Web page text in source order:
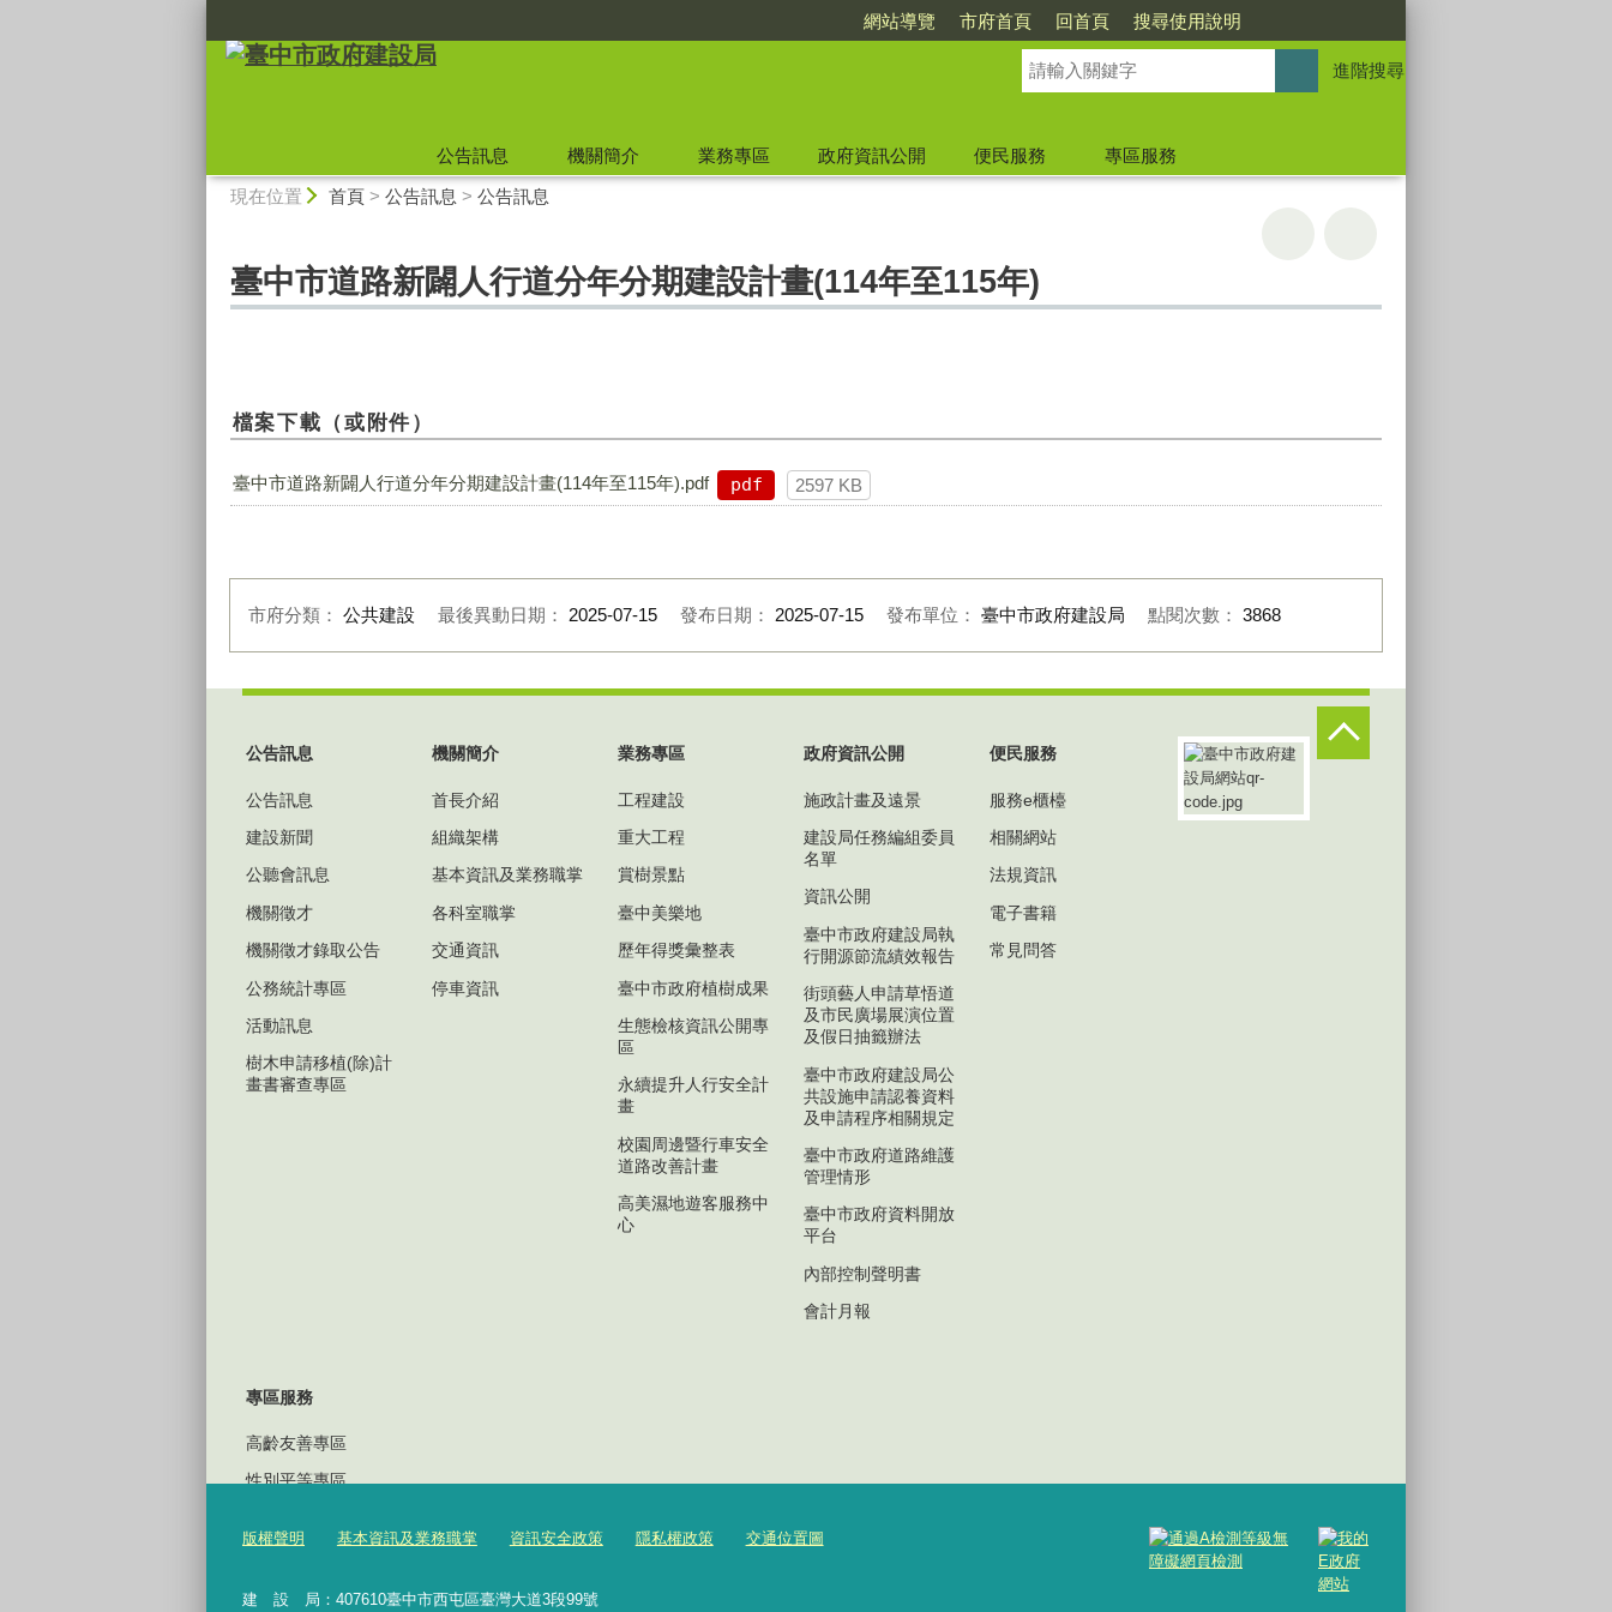
網站導覽 市府首頁 回首頁 搜尋使用說明
進階搜尋
公告訊息 機關簡介 業務專區 政府資訊公開 便民服務
專區服務
現在位置 首頁> 公告訊息 > 公告訊息
臺中市道路新闢人行道分年分期建設計畫(114年至115年)
檔案下載（或附件）
臺中市道路新闢人行道分年分期建設計畫(114年至115年).pdf pdf 2597 KB
市府分類： 公共建設 最後異動日期： 2025-07-15 發布日期： 2025-07-15 發布單位： 臺中市政府建設局 點閱次數： 3868
公告訊息
公告訊息
建設新聞
公聽會訊息
機關徵才
機關徵才錄取公告
公務統計專區
活動訊息
樹木申請移植(除)計
畫書審查專區
機關簡介
首長介紹
組織架構
基本資訊及業務職掌
各科室職掌
交通資訊
停車資訊
業務專區
工程建設
重大工程
賞樹景點
臺中美樂地
歷年得獎彙整表
臺中市政府植樹成果
生態檢核資訊公開專
區
永續提升人行安全計
畫
校園周邊暨行車安全
道路改善計畫
高美濕地遊客服務中
心
政府資訊公開
施政計畫及遠景
建設局任務編組委員
名單
資訊公開
臺中市政府建設局執
行開源節流績效報告
街頭藝人申請草悟道
及市民廣場展演位置
及假日抽籤辦法
臺中市政府建設局公
共設施申請認養資料
及申請程序相關規定
臺中市政府道路維護
管理情形
臺中市政府資料開放
平台
內部控制聲明書
會計月報
便民服務
服務e櫃檯
相關網站
法規資訊
電子書籍
常見問答
專區服務
高齡友善專區
性別平等專區
遊說法專區
版權聲明 基本資訊及業務職掌 資訊安全政策 隱私權政策 交通位置圖
建 設 局： 407610臺中市西屯區臺灣大道3段99號